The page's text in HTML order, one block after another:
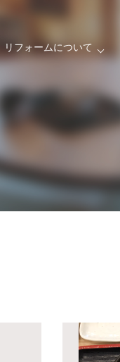
リフォームについて